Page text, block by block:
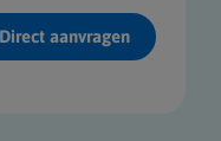
Direct aanvragen